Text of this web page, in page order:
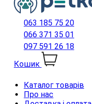
063 185 75 20
066 371 35 01
097 591 26 18
Кошик
Каталог товарів
Про нас